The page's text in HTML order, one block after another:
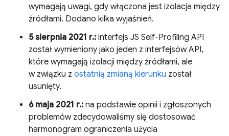
wymagają uwagi, gdy włączona jest izolacja między
źródłami. Dodano kilka wyjaśnień.
5 sierpnia 2021 r.: interfejs JS Self-Profiling API
został wymieniony jako jeden z interfejsów API,
które wymagają izolacji między źródłami, ale
w związku z ostatnią zmianą kierunku został
usunięty.
6 maja 2021 r.: na podstawie opinii i zgłoszonych
problemów zdecydowaliśmy się dostosować
harmonogram ograniczenia użycia